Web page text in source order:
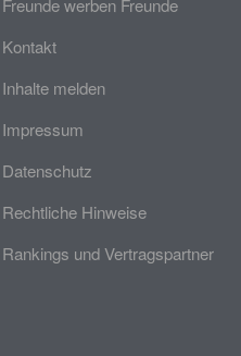
Freunde werben Freunde
Kontakt
Inhalte melden
Impressum
Datenschutz
Rechtliche Hinweise
Rankings und Vertragspartner